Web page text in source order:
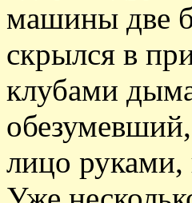
машины две
скрылся в
клубами
лицо руками,